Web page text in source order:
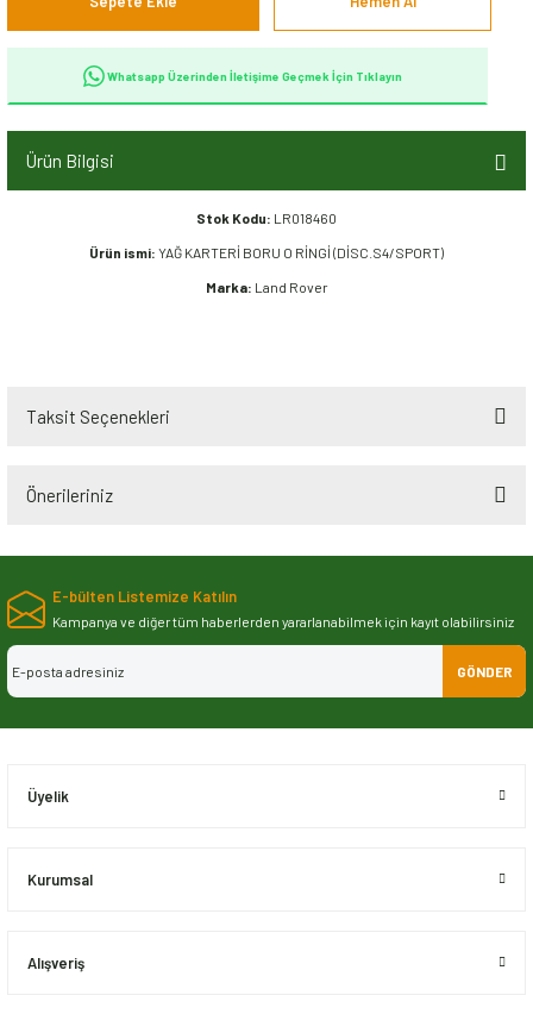
Whatsapp Üzerinden İletişime Geçmek İçin Tıklayın
Ürün Bilgisi
Stok Kodu: LR018460
Ürün ismi: YAĞ KARTERİ BORU O RİNGİ (DİSC.S4/SPORT)
Marka: Land Rover
Taksit Seçenekleri
Önerileriniz
Bu ürünün fiyat bilgisi, resim, ürün açıklamalarında ve diğer konularda
iletebilirsiniz.
Görüş ve önerileriniz için teşekkür ederiz.
Ürün resmi kalitesiz, bozuk veya görüntülenemiyor.
E-bülten Listemize Katılın
Kampanya ve diğer tüm haberlerden yararlanabilmek için kayıt olabilirsiniz
GÖNDER
Üyelik
Kurumsal
Alışveriş